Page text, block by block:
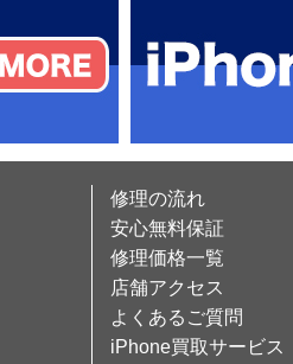
修理の流れ
安心無料保証
修理価格一覧
店舗アクセス
よくあるご質問
iPhone買取サービス